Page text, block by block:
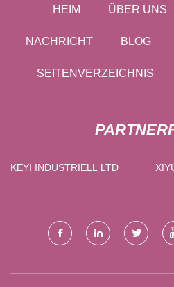
HEIM ÜBER UNS
NACHRICHT BLOG
SEITENVERZEICHNIS
KEYI INDUSTRIELL LTD
XIYU